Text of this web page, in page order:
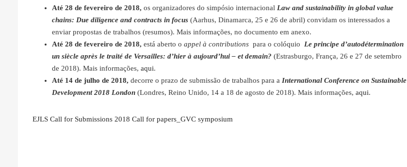
Até 28 de fevereiro de 2018, os organizadores do simpósio internacional Law and sustainability in global value
chains: Due diligence and contracts in focus (Aarhus, Dinamarca, 25 e 26 de abril) convidam os interessados a
enviar propostas de trabalhos (resumos). Mais informações, no documento em anexo.
Até 28 de fevereiro de 2018, está aberto o appel à contributions para o colóquio Le principe d’autodétermination
un siècle après le traité de Versailles: d’hier à aujourd’hui – et demain? (Estrasburgo, França, 26 e 27 de setembro
de 2018). Mais informações, aqui.
Até 14 de julho de 2018, decorre o prazo de submissão de trabalhos para a International Conference on Sustainable
Development 2018 London (Londres, Reino Unido, 14 a 18 de agosto de 2018). Mais informações, aqui.
EJLS Call for Submissions 2018 Call for papers_GVC symposium